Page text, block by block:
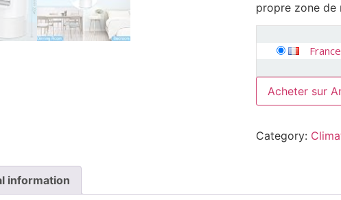
propre zone de
France
Acheter sur
Category:
information